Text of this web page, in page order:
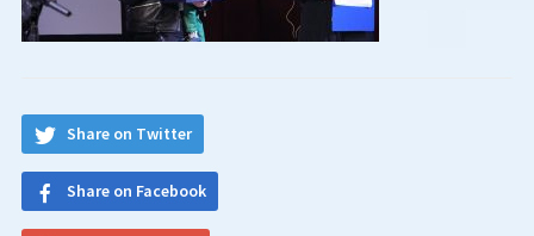
Share on Twitter
Share on Facebook